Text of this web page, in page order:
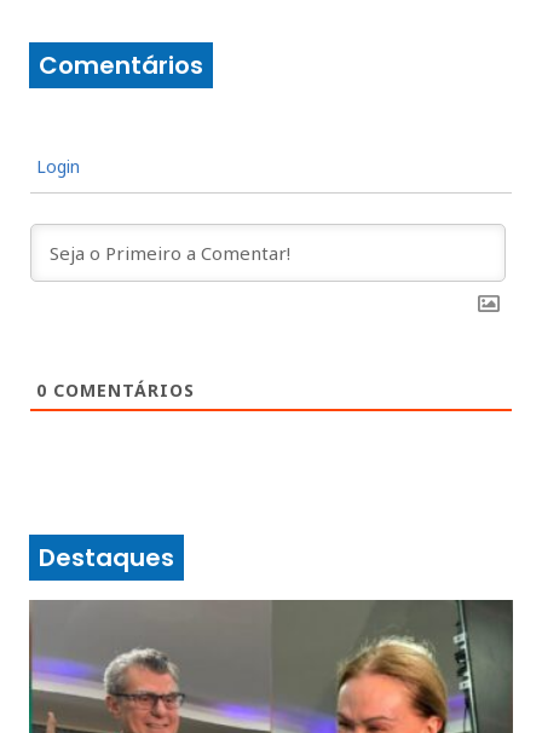
Comentários
Login
0 COMENTÁRIOS
Destaques